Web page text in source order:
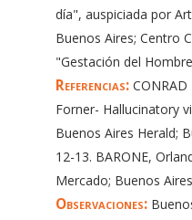
día", auspiciada por
Buenos Aires; Centro
"Gestación del
Referencias:CONRAD
Forner- Hallucinatory
Buenos Aires Herald;
12-13. BARONE,
Mercado; Buenos
Observaciones: